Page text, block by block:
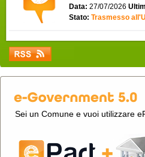
Data: 27/07/2026
Stato: Trasmesso
Sei un Comune e vuoi utilizzare